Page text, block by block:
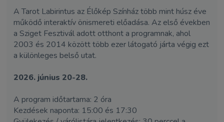
A Tarot Labirintus az Élőkép Színház több mint húsz éve
működő interaktív önismereti előadása. Az első években
a Sziget Fesztivál adott otthont a programnak, ahol
2003 és 2014 között több ezer látogató járta végig ezt
a különleges belső utat.
2026. június 20-28.
A program időtartama: 2 óra
Kezdések naponta: 15:00 és 17:30